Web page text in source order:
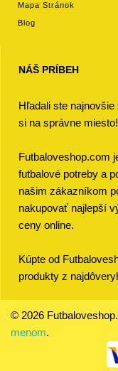
Mapa Stránok
Blog
NÁŠ PRÍBEH
Hľadali ste
si na správne miesto!
Futbaloveshop.com
futbalové potreby a
našim zákazníkom
nakupovať najlepší
ceny online.
Kúpte od
produkty z
© 2026
menom.